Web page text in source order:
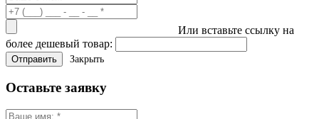
Или вставьте ссылку на
более дешевый товар:
Закрыть
Оставьте заявку